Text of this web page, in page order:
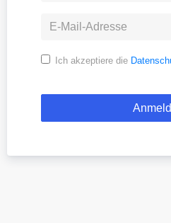
Ich akzeptiere die